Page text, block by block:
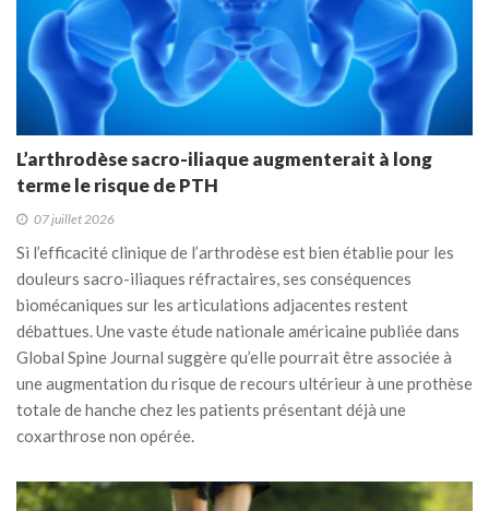
L’arthrodèse sacro-iliaque augmenterait à long
terme le risque de PTH
07 juillet 2026
Si l’efficacité clinique de l’arthrodèse est bien établie pour les
douleurs sacro-iliaques réfractaires, ses conséquences
biomécaniques sur les articulations adjacentes restent
débattues. Une vaste étude nationale américaine publiée dans
Global Spine Journal suggère qu’elle pourrait être associée à
une augmentation du risque de recours ultérieur à une prothèse
totale de hanche chez les patients présentant déjà une
coxarthrose non opérée.